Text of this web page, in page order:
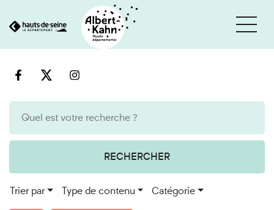
au
RECHERCHER
Trier par Type de contenu Catégorie
Cookies et traceurs utilisés sur ce site